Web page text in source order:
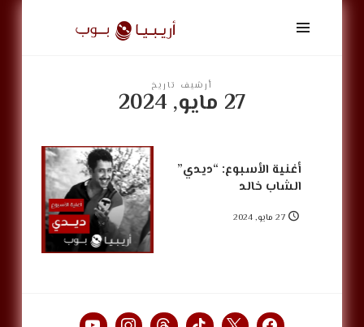
أريبيا
بوب
ArabiaPopأرشيف تاريخ
27 مايو, 2024
أغنية الأسبوع: “ديدي”
الشاب خالد
27 مايو, 2024